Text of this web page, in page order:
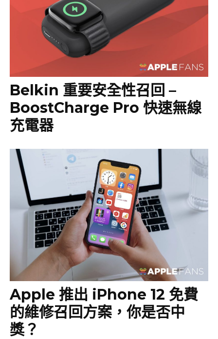
Belkin 重要安全性召回 –
BoostCharge Pro 快速無線
充電器
Apple 推出 iPhone 12 免費
的維修召回方案，你是否中
獎？